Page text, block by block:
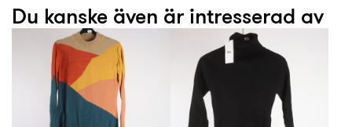
Du kanske även är intresserad av